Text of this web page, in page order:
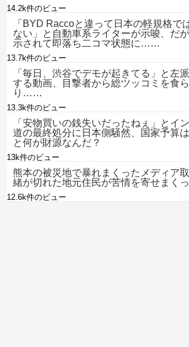
14.2k件のビュー
「BYD Raccoと違って日本の軽規格で
ない」と自動車系ライターが示唆、だ
示されて即落ち二コマ状態に……
13.7k件のビュー
「毎日、渋谷でデモが起きてる」と左
する動画、目撃者から総ツッコミを食
り……
13.3k件のビュー
「安物買いの銭失いだったねぇ」とイ
道の最終処分に日本側騒然、国家予算
と何が財源なんだ？
13k件のビュー
熊本の被災地で暴れまくったメディア
緒が切れた地元住民が苦情を寄せまく
12.6k件のビュー